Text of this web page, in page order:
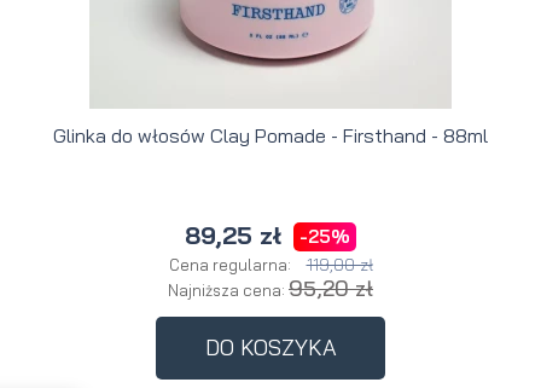
Glinka do włosów Clay Pomade - Firsthand - 88ml
89,25 zł -25%
Cena regularna: 119,00 zł
Najniższa cena: 95,20 zł
DO KOSZYKA